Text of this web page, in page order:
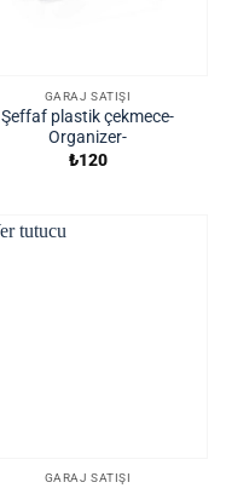
GARAJ SATIŞI
Şeffaf plastik çekmece-
Organizer-
₺120
GARAJ SATIŞI